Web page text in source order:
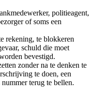
politieagent,
of soms een
rekening, te blokkeren
schuld die moet
bevestigd.
zonder na te denken te
te doen, een
terug te bellen.